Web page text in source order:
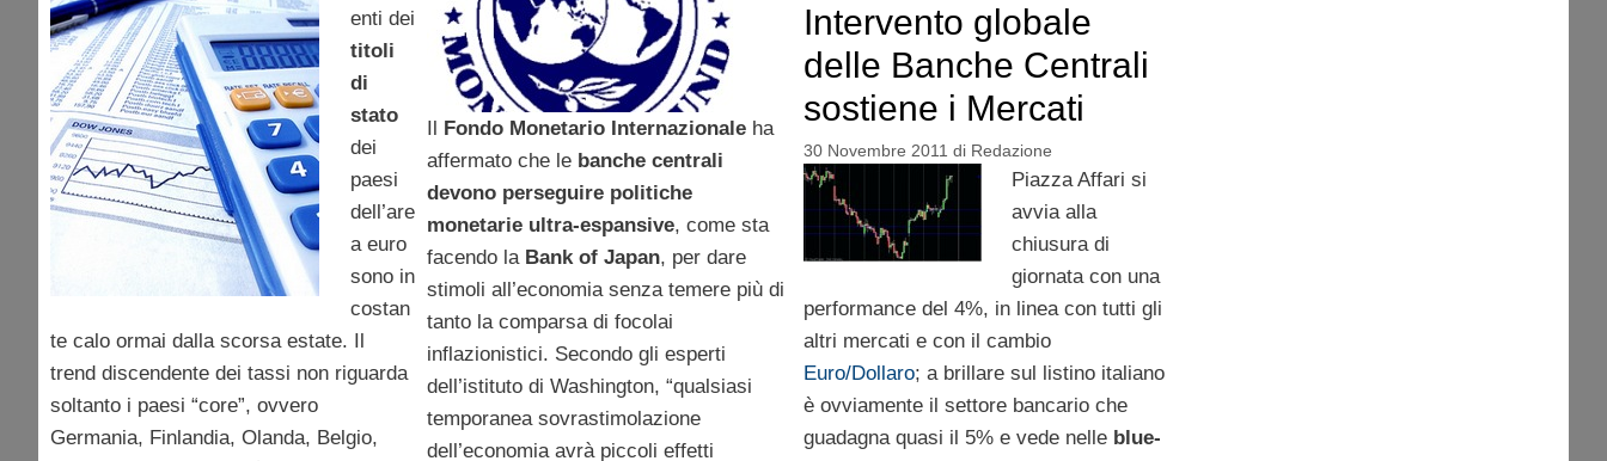
enti dei
titoli
di
stato
dei
paesi
dell’are
a euro
sono in
costan
te calo ormai dalla scorsa estate. Il
trend discendente dei tassi non riguarda
soltanto i paesi “core”, ovvero
Germania, Finlandia, Olanda, Belgio,
Il Fondo Monetario Internazionale ha
affermato che le banche centrali
devono perseguire politiche
monetarie ultra-espansive, come sta
facendo la Bank of Japan, per dare
stimoli all’economia senza temere più di
tanto la comparsa di focolai
inflazionistici. Secondo gli esperti
dell’istituto di Washington, “qualsiasi
temporanea sovrastimolazione
dell’economia avrà piccoli effetti
Intervento globale
delle Banche Centrali
sostiene i Mercati
30 Novembre 2011 di Redazione
Piazza Affari si
avvia alla
chiusura di
giornata con una
performance del 4%, in linea con tutti gli
altri mercati e con il cambio
Euro/Dollaro; a brillare sul listino italiano
è ovviamente il settore bancario che
guadagna quasi il 5% e vede nelle blue-